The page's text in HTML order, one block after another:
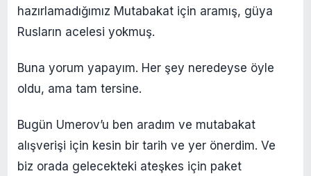
hazırlamadığımız Mutabakat için aramış, güya
Rusların acelesi yokmuş.
Buna yorum yapayım. Her şey neredeyse öyle
oldu, ama tam tersine.
Bugün Umerov’u ben aradım ve mutabakat
alışverişi için kesin bir tarih ve yer önerdim. Ve
biz orada gelecekteki ateşkes için paket